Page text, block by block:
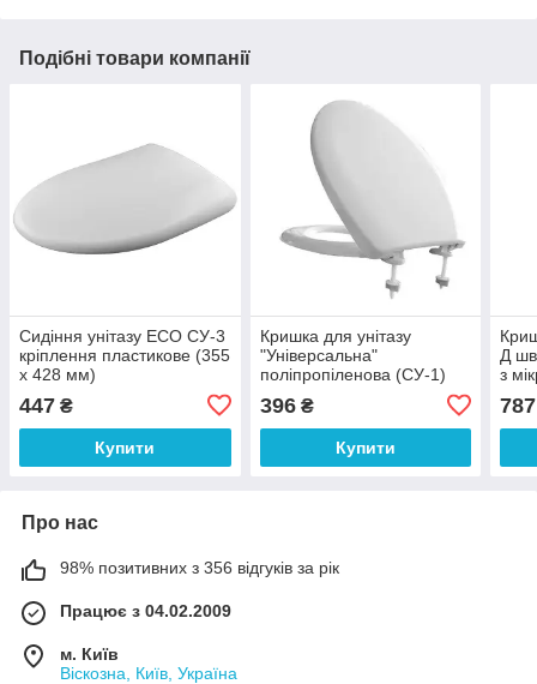
Подібні товари компанії
Сидіння унітазу ECO СУ-3
кріплення пластикове (355
х 428 мм)
447 ₴
Купити
Кришка для унітазу
"Універсальна"
поліпропіленова (СУ-1)
396₴
Купити
Д
з
787
Про нас
98% позитивних з 356 відгуків за рік
Працює з 04.02.2009
м. Київ
Віскозна, Київ, Україна